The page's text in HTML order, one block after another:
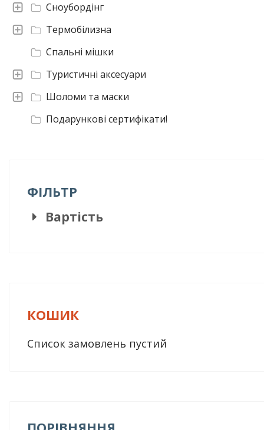
Подарункові сертифікати!
Шоломи та маски
Туристичні аксесуари
Спальні мішки
Термобілизна
Сноубордінг
ФІЛЬТР
Вартість
КОШИК
Список замовлень пустий